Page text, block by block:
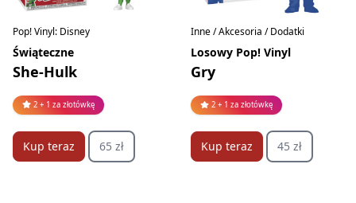
Pop! Vinyl: Disney
Świąteczne
She-Hulk
2 + 1 za złotówkę
Kup teraz 65 zł
Inne / Akcesoria / Dodatki
Losowy Pop! Vinyl
Gry
2 + 1 za złotówkę
Kup teraz 45 zł